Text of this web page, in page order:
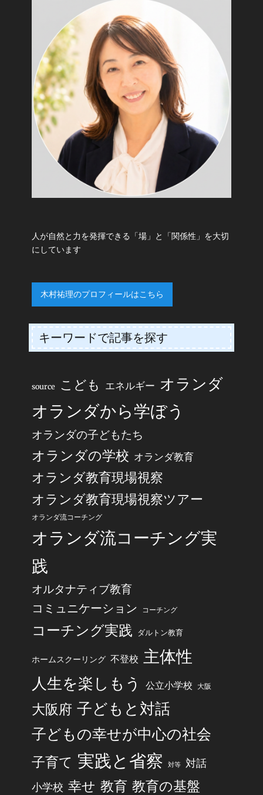
人が自然と力を発揮できる「場」と「関係性」を大切
にしています
木村祐理のプロフィールはこちら
キーワードで記事を探す
source こども エネルギー オランダ
オランダから学ぼう
オランダの子どもたち
オランダの学校 オランダ教育
オランダ教育現場視察
オランダ教育現場視察ツアー
オランダ流コーチング
オランダ流コーチング実
践
オルタナティブ教育
コミュニケーション コーチング
コーチング実践 ダルトン教育
ホームスクーリング 不登校 主体性
人生を楽しもう 公立小学校 大阪
大阪府 子どもと対話
子どもの幸せが中心の社会
子育て 実践と省察 対等 対話
小学校 幸せ 教育 教育の基盤